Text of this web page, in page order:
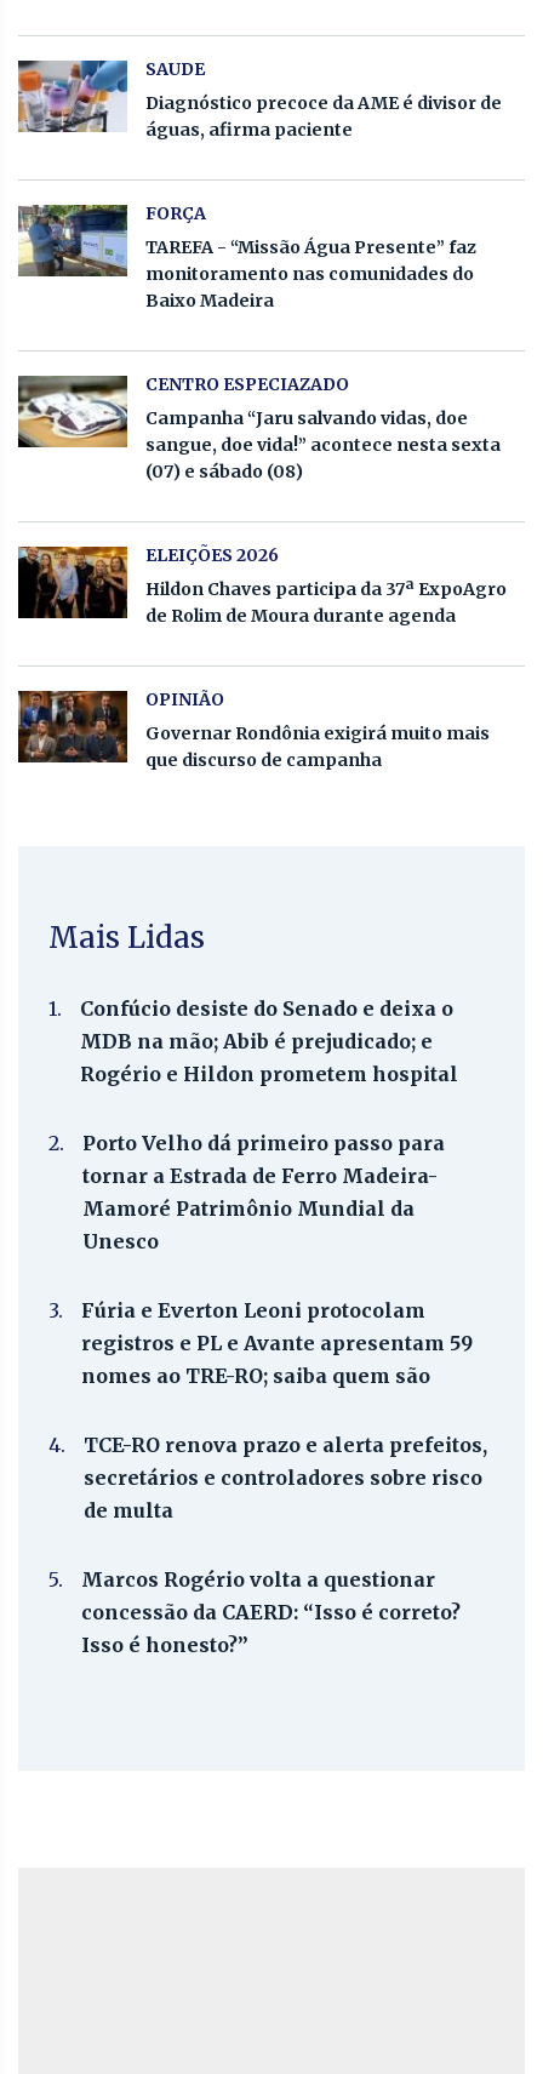
SAUDE
Diagnóstico precoce da AME é divisor de
águas, afirma paciente
FORÇA
TAREFA - “Missão Água Presente” faz
monitoramento nas comunidades do
Baixo Madeira
CENTRO ESPECIAZADO
Campanha “Jaru salvando vidas, doe
sangue, doe vida!” acontece nesta sexta
(07) e sábado (08)
ELEIÇÕES 2026
Hildon Chaves participa da 37ª ExpoAgro
de Rolim de Moura durante agenda
OPINIÃO
Governar Rondônia exigirá muito mais
que discurso de campanha
Mais Lidas
1.
Confúcio desiste do Senado e deixa o
MDB na mão; Abib é prejudicado; e
Rogério e Hildon prometem hospital
2.
Porto Velho dá primeiro passo para
tornar a Estrada de Ferro Madeira-
Mamoré Patrimônio Mundial da
Unesco
3.
Fúria e Everton Leoni protocolam
registros e PL e Avante apresentam 59
nomes ao TRE-RO; saiba quem são
4.
TCE-RO renova prazo e alerta prefeitos,
secretários e controladores sobre risco
de multa
5.
Marcos Rogério volta a questionar
concessão da CAERD: “Isso é correto?
Isso é honesto?”